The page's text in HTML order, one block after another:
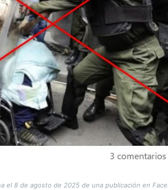
el 8 de agosto de 2025 de una publicación en